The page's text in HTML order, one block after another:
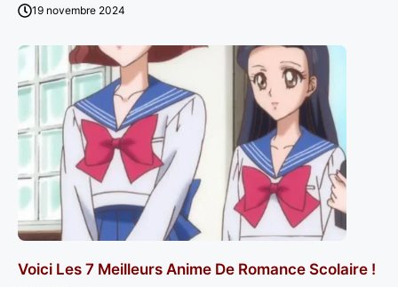
19 novembre 2024
Voici Les 7 Meilleurs Anime De Romance Scolaire !